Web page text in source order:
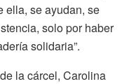
ella, se ayudan, se
solo por haber
solidaria”.
la cárcel, Carolina